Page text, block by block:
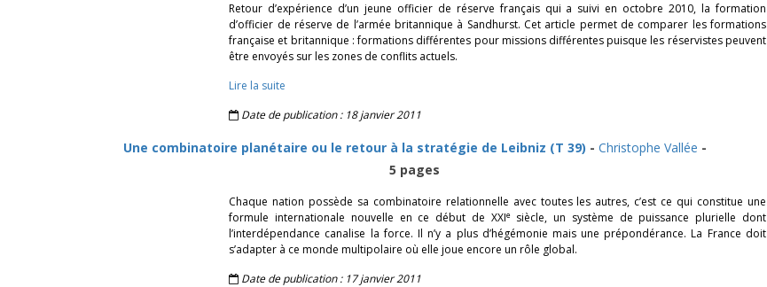
Retour d’expérience d’un jeune officier de réserve français qui a suivi en octobre 2010, la formation
d’officier de réserve de l’armée britannique à Sandhurst. Cet article permet de comparer les formations
française et britannique : formations différentes pour missions différentes puisque les réservistes peuvent
être envoyés sur les zones de conflits actuels.
Lire la suite
Date de publication : 18 janvier 2011
Une combinatoire planétaire ou le retour à la stratégie de Leibniz (T 39) - Christophe Vallée -
5 pages
Chaque nation possède sa combinatoire relationnelle avec toutes les autres, c’est ce qui constitue une
formule internationale nouvelle en ce début de XXIesiècle, un système de puissance plurielle dont
l’interdépendance canalise la force. Il n’y a plus d’hégémonie mais une prépondérance. La France doit
s’adapter à ce monde multipolaire où elle joue encore un rôle global.
Date de publication : 17 janvier 2011